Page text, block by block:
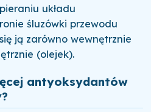
układu
śluzówki przewodu
ją zarówno wewnętrznie
(olejek).
antyoksydantów